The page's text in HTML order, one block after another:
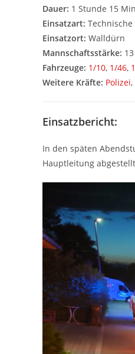
Dauer: 1 Stunde 15
Einsatzart:
Einsatzort: Walldürn
Mannschaftsstärke: 13
Fahrzeuge: 1/10, 1/46,
Weitere Kräfte: Polizei,
Einsatzbericht:
In den späten
Hauptleitung